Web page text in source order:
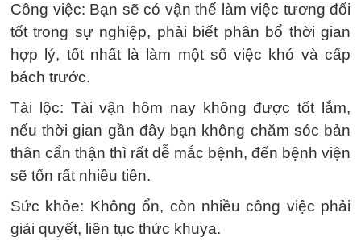
Công việc: Bạn sẽ có vận thế làm việc tương đối
tốt trong sự nghiệp, phải biết phân bổ thời gian
hợp lý, tốt nhất là làm một số việc khó và cấp
bách trước.
Tài lộc: Tài vận hôm nay không được tốt lắm,
nếu thời gian gần đây bạn không chăm sóc bản
thân cẩn thận thì rất dễ mắc bệnh, đến bệnh viện
sẽ tốn rất nhiều tiền.
Sức khỏe: Không ổn, còn nhiều công việc phải
giải quyết, liên tục thức khuya.